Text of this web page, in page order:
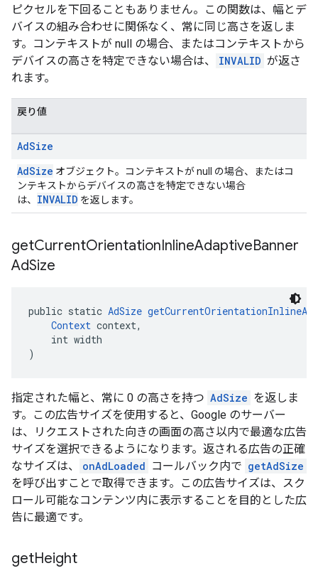
ピクセルを下回ることもありません。この関数は、幅とデ
バイスの組み合わせに関係なく、常に同じ高さを返しま
す。コンテキストが null の場合、またはコンテキストから
デバイスの高さを特定できない場合は、
INVALID が返さ
れます。
戻り値
AdSize
AdSize オブジェクト。コンテキストが null の場合、またはコ
ンテキストからデバイスの高さを特定できない場合
は、 INVALID を返します。
getCurrentOrientationInlineAdaptiveBanner
AdSize
public static AdSize
Context context,
int width
)
指定された幅と、常に 0 の高さを持つ AdSize を返しま
す。この広告サイズを使用すると、Google のサーバー
は、リクエストされた向きの画面の高さ以内で最適な広告
サイズを選択できるようになります。返される広告の正確
なサイズは、
onAdLoaded コールバック内で getAdSize
を呼び出すことで取得できます。この広告サイズは、スク
ロール可能なコンテンツ内に表示することを目的とした広
告に最適です。
getHeight